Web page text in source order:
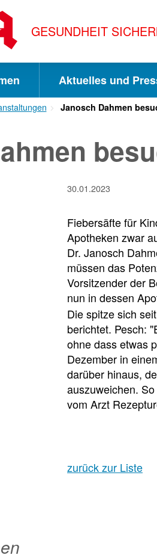
GESUNDHEIT
Aktuelles und
Janosch Dahmen
30.01.2023
Fiebersäfte für
Apotheken zwar
Dr. Janosch
müssen das
Vorsitzender der
nun in dessen
Die spitze sich
berichtet. Pesch:
ohne dass etwas
Dezember in
darüber hinaus,
auszuweichen.
vom Arzt
zurück zur Liste